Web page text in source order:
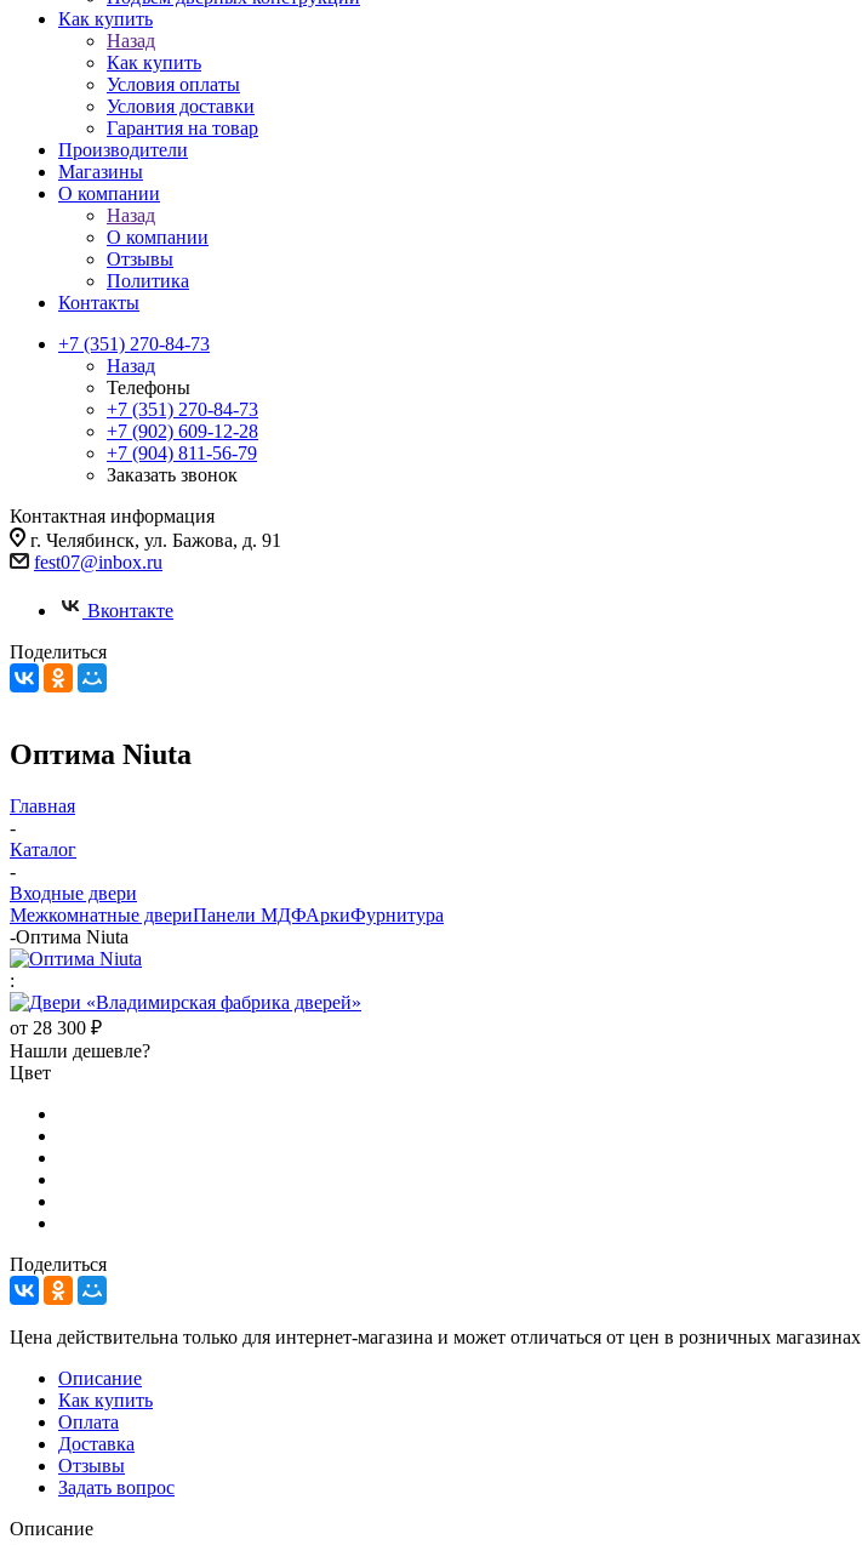
Как купить
Назад
Как купить
Условия оплаты
Условия доставки
Гарантия на товар
Производители
Магазины
О компании
Назад
О компании
Отзывы
Политика
Контакты
+7 (351) 270-84-73
Назад
Телефоны
+7 (351) 270-84-73
+7 (902) 609-12-28
+7 (904) 811-56-79
Заказать звонок
Контактная информация
г. Челябинск, ул. Бажова, д. 91
fest07@inbox.ru
Вконтакте
Поделиться
Оптима Niuta
Главная
-
Каталог
-
Входные двери
Межкомнатные двериПанели МДФАркиФурнитура
-Оптима Niuta
:
от 28 300 ₽
Нашли дешевле?
Цвет
Поделиться
Цена действительна только для интернет-магазина и может отличаться от цен в розничных магазинах
Описание
Как купить
Оплата
Доставка
Отзывы
Задать вопрос
Описание